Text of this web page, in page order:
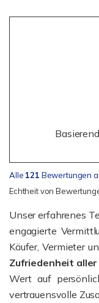
Alle 121 Bewertungen
Echtheit von
Unser erfahrenes
engagierte
Käufer, Vermieter
Zufriedenheit
Wert auf
vertrauensvolle